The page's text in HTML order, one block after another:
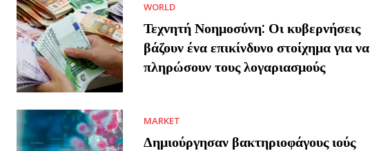
WORLD
Τεχνητή Νοημοσύνη: Οι κυβερνήσεις
βάζουν ένα επικίνδυνο στοίχημα για να
πληρώσουν τους λογαριασμούς
MARKET
Δημιούργησαν βακτηριοφάγους ιούς